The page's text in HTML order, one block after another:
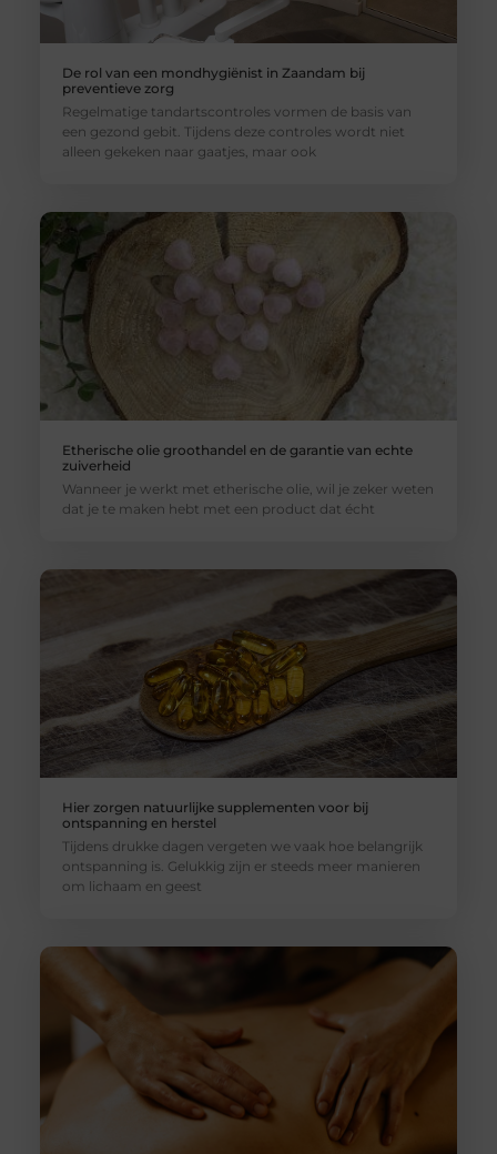
De rol van een mondhygiënist in Zaandam bij
preventieve zorg
Regelmatige tandartscontroles vormen de basis van
een gezond gebit. Tijdens deze controles wordt niet
alleen gekeken naar gaatjes, maar ook
Etherische olie groothandel en de garantie van echte
zuiverheid
Wanneer je werkt met etherische olie, wil je zeker weten
dat je te maken hebt met een product dat écht
Hier zorgen natuurlijke supplementen voor bij
ontspanning en herstel
Tijdens drukke dagen vergeten we vaak hoe belangrijk
ontspanning is. Gelukkig zijn er steeds meer manieren
om lichaam en geest